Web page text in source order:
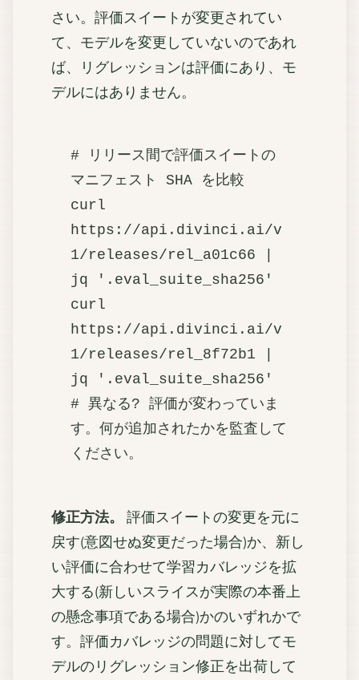
さい。評価スイートが変更されてい
て、モデルを変更していないのであれ
ば、リグレッションは評価にあり、モ
デルにはありません。
# リリース間で評価スイートの
マニフェスト SHA を比較
curl
https://api.divinci.ai/v
1/releases/rel_a01c66 |
jq '.eval_suite_sha256'
curl
https://api.divinci.ai/v
1/releases/rel_8f72b1 |
jq '.eval_suite_sha256'
# 異なる? 評価が変わっていま
す。何が追加されたかを監査して
修正方法。 評価スイートの変更を元に
戻す(意図せぬ変更だった場合)か、新し
い評価に合わせて学習カバレッジを拡
大する(新しいスライスが実際の本番上
の懸念事項である場合)かのいずれかで
す。評価カバレッジの問題に対してモ
デルのリグレッション修正を出荷して